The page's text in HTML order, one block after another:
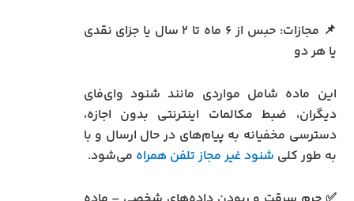
📌 مجازات: حبس از ۶ ماه تا ۲ سال یا جزای نقدی
یا هر دو
این ماده شامل مواردی مانند شنود وای‌فای
دیگران، ضبط مکالمات اینترنتی بدون اجازه،
دسترسی مخفیانه به پیام‌های در حال ارسال و با
به طور کلی شنود غیر مجاز تلفن همراه می‌شود.